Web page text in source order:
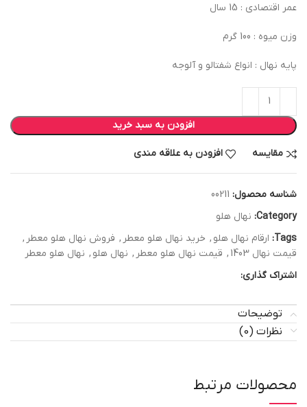
عمر اقتصادی : 15 سال
وزن میوه : 100 گرم
پایه نهال : انواع شفتالو و آلوجه
افزودن به سبد خرید
مقایسه افزودن به علاقه مندی
شناسه محصول: 00211
Category: نهال هلو
Tags: ارقام نهال هلو , خرید نهال هلو معطر , فروش نهال هلو معطر ,
قیمت نهال 1403
, قیمت نهال هلو معطر , نهال هلو , نهال هلو معطر
اشتراک گذاری:
توضیحات
نظرات (0)
محصولات مرتبط